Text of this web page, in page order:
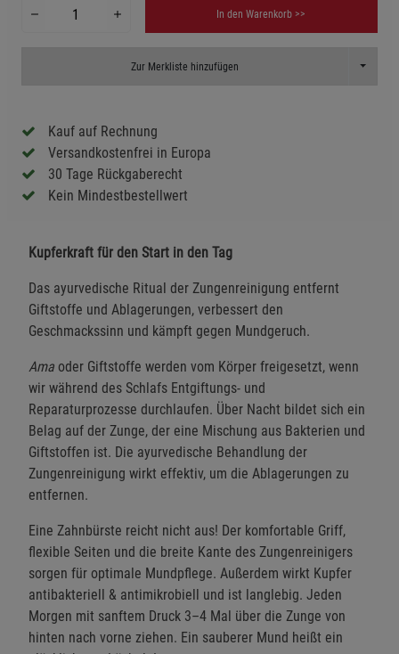
In den Warenkorb >>
Zur Merkliste hinzufügen Toggle
Kauf auf Rechnung
Versandkostenfrei in Europa
30 Tage Rückgaberecht
Kein Mindestbestellwert
Kupferkraft für den Start in den Tag
Das ayurvedische Ritual der Zungenreinigung entfernt
Giftstoffe und Ablagerungen, verbessert den
Geschmackssinn und kämpft gegen Mundgeruch.
Ama oder Giftstoffe werden vom Körper freigesetzt, wenn
wir während des Schlafs Entgiftungs- und
Reparaturprozesse durchlaufen. Über Nacht bildet sich ein
Belag auf der Zunge, der eine Mischung aus Bakterien und
Giftstoffen ist. Die ayurvedische Behandlung der
Zungenreinigung wirkt effektiv, um die Ablagerungen zu
entfernen.
Eine Zahnbürste reicht nicht aus! Der komfortable Griff,
flexible Seiten und die breite Kante des Zungenreinigers
sorgen für optimale Mundpflege. Außerdem wirkt Kupfer
antibakteriell & antimikrobiell und ist langlebig. Jeden
Morgen mit sanftem Druck 3–4 Mal über die Zunge von
hinten nach vorne ziehen. Ein sauberer Mund heißt ein